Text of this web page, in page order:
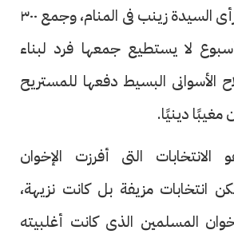
حديثه للناس أنه رأى السيدة زينب فى المنام، وجمع ٣٠٠
لا يستطيع جمعها فرد لبناء
الأسوانى البسيط دفعها للمستريح
دينيًا.
الانتخابات التى أفرزت الإخوان
انتخابات مزيفة بل كانت نزيهة،
المسلمين الذى كانت أغلبيته